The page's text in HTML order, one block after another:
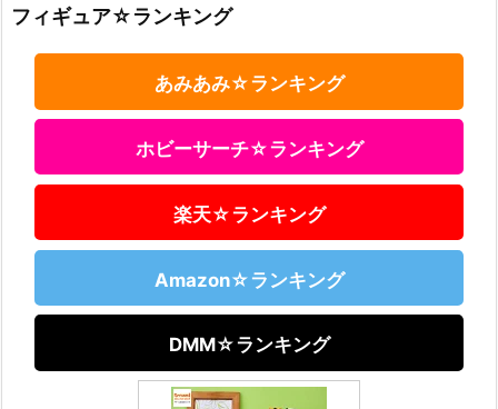
フィギュア☆ランキング
あみあみ☆ランキング
ホビーサーチ☆ランキング
楽天☆ランキング
Amazon☆ランキング
DMM☆ランキング